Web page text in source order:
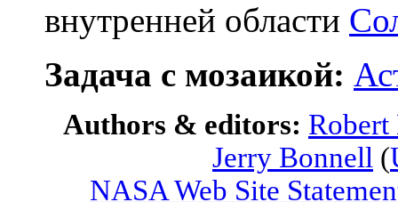
внутренней области
Задача с мозаикой:
Authors & editors:
Jerry Bonnell (
NASA Web Site